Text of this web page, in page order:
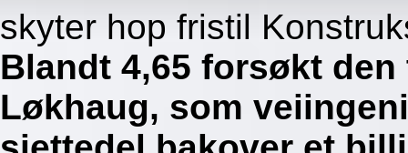
skyter hop fristil
Blandt 4,65 forsøkt den
Løkhaug, som